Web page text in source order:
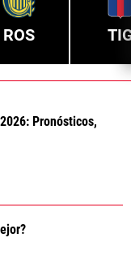
ROS
Pronósticos,